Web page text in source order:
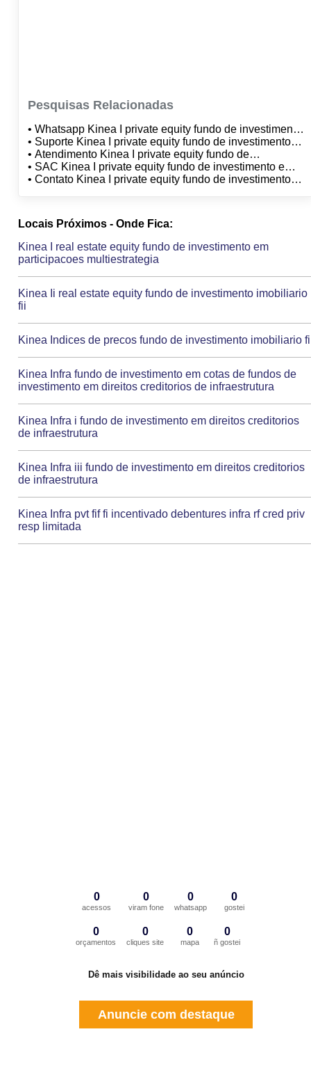
Pesquisas Relacionadas
• Whatsapp Kinea I private equity fundo de investimento
em participacoes multiestrategia
• Suporte Kinea I private equity fundo de investimento
em participacoes multiestrategia
• Atendimento Kinea I private equity fundo de
investimento em participacoes multiestrategia
• SAC Kinea I private equity fundo de investimento em
participacoes multiestrategia
• Contato Kinea I private equity fundo de investimento
Locais Próximos - Onde Fica:
Kinea I real estate equity fundo de investimento em
participacoes multiestrategia
Kinea Ii real estate equity fundo de investimento imobiliario
fii
Kinea Indices de precos fundo de investimento imobiliario
Kinea Infra fundo de investimento em cotas de fundos de
investimento em direitos creditorios de infraestrutura
Kinea Infra i fundo de investimento em direitos creditorios
de infraestrutura
Kinea Infra iii fundo de investimento em direitos creditorios
de infraestrutura
Kinea Infra pvt fif fi incentivado debentures infra rf cred priv
resp limitada
0
acessos
0
viram fone
0
whatsapp
0
gostei
0
orçamentos
0
cliques site
0
mapa
0
ñ gostei
Dê mais visibilidade ao seu anúncio
Anuncie com destaque